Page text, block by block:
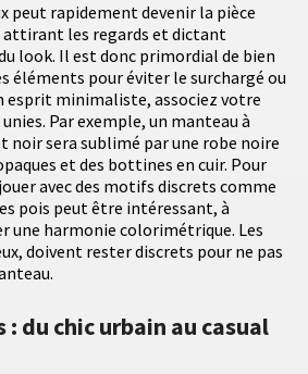
peut rapidement devenir la pièce
attirant les regards et dictant
look. Il est donc primordial de bien
éléments pour éviter le surchargé ou
esprit minimaliste, associez votre
Par exemple, un manteau à
noir sera sublimé par une robe noire
et des bottines en cuir. Pour
avec des motifs discrets comme
pois peut être intéressant, à
une harmonie colorimétrique. Les
doivent rester discrets pour ne pas
: du chic urbain au casual